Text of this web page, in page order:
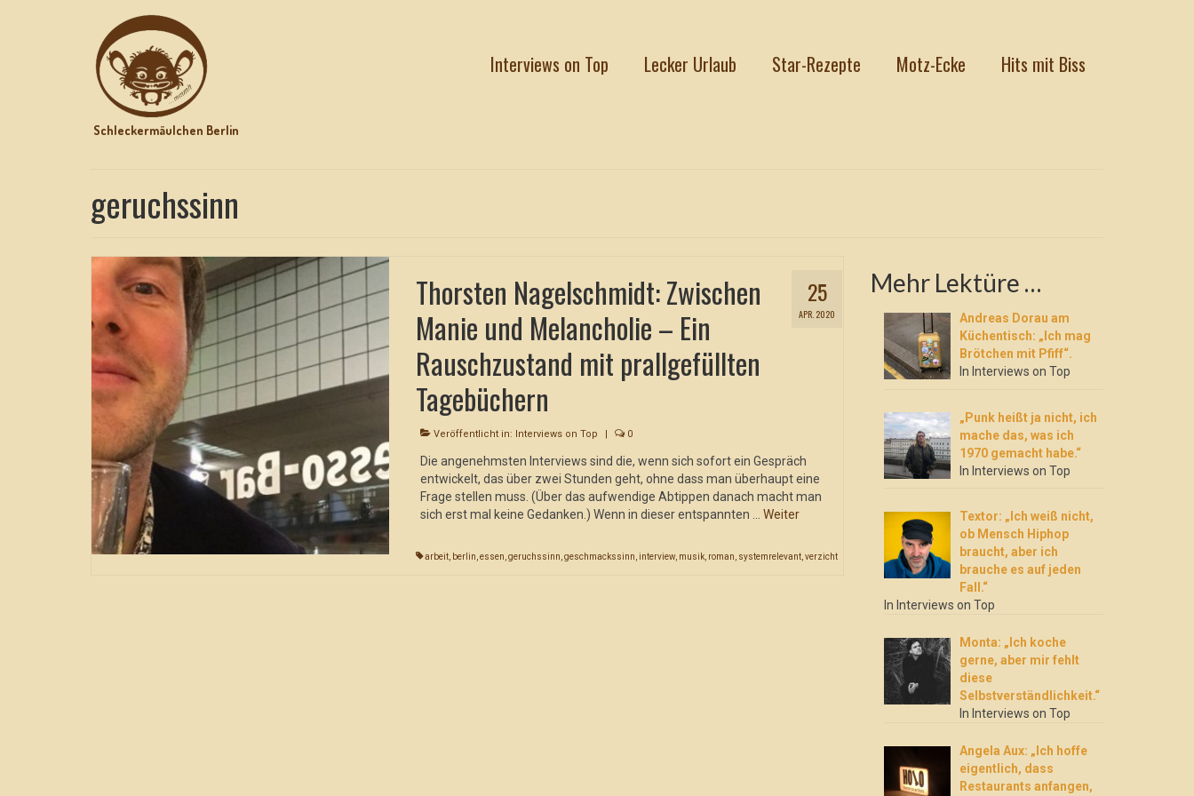
Schleckermäulchen Berlin
Interviews on Top Lecker Urlaub Star-Rezepte Motz-Ecke Hits mit Biss
geruchssinn
25
APR. 2020
Thorsten Nagelschmidt: Zwischen
Manie und Melancholie – Ein
Rauschzustand mit prallgefüllten
Tagebüchern
Veröffentlicht in: Interviews on Top | 0
Die angenehmsten Interviews sind die, wenn sich sofort ein Gespräch
entwickelt, das über zwei Stunden geht, ohne dass man überhaupt eine
Frage stellen muss. (Über das aufwendige Abtippen danach macht man
sich erst mal keine Gedanken.) Wenn in dieser entspannten … Weiter
arbeit, berlin essen geruchssinn geschmackssinn interview, musik, roman systemrelevant, verzicht
Mehr Lektüre …
Andreas Dorau am
Küchentisch: „Ich mag
Brötchen mit Pfiff“.
In Interviews on Top
„Punk heißt ja nicht, ich
mache das, was ich
1970 gemacht habe.“
In Interviews on Top
Textor: „Ich weiß nicht,
ob Mensch Hiphop
braucht, aber ich
brauche es auf jeden
Fall.“
In Interviews on Top
Monta: „Ich koche
gerne, aber mir fehlt
diese
Selbstverständlichkeit.“
In Interviews on Top
Angela Aux: „Ich hoffe
eigentlich, dass
Restaurants anfangen,